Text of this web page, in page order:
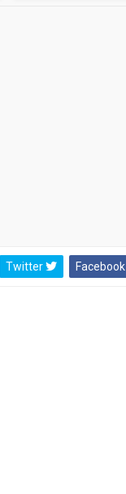
Facebook
Twitter